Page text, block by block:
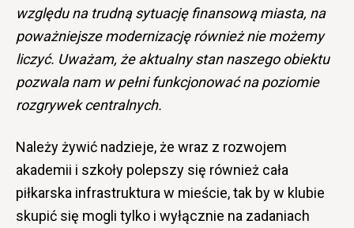
względu na trudną sytuację finansową miasta, na
poważniejsze modernizację również nie możemy
liczyć. Uważam, że aktualny stan naszego obiektu
pozwala nam w pełni funkcjonować na poziomie
rozgrywek centralnych.
Należy żywić nadzieje, że wraz z rozwojem
akademii i szkoły polepszy się również cała
piłkarska infrastruktura w mieście, tak by w klubie
skupić się mogli tylko i wyłącznie na zadaniach